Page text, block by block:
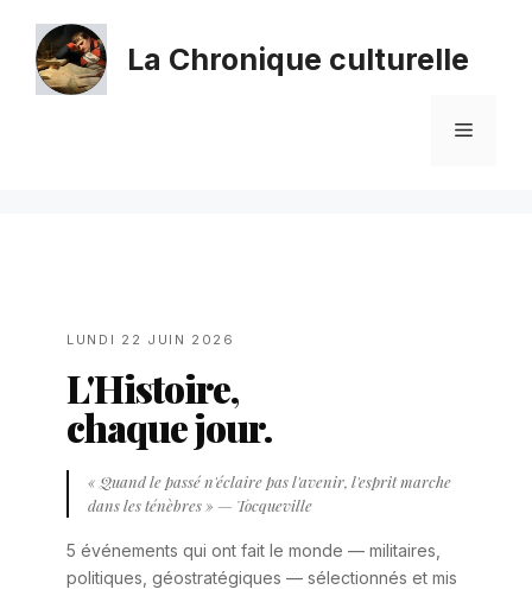
La Chronique culturelle
LUNDI 22 JUIN 2026
L'Histoire,
chaque jour.
« Quand le passé n'éclaire pas l'avenir, l'esprit marche
dans les ténèbres » — Tocqueville
5 événements qui ont fait le monde — militaires,
politiques, géostratégiques — sélectionnés et mis